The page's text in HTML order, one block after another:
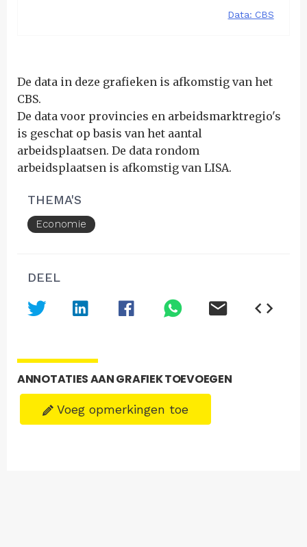
De data in deze grafieken is afkomstig van het
CBS.
De data voor provincies en arbeidsmarktregio's
is geschat op basis van het aantal
arbeidsplaatsen. De data rondom
arbeidsplaatsen is afkomstig van LISA.
THEMA'S
Economie
DEEL
ANNOTATIES AAN GRAFIEK TOEVOEGEN
Voeg opmerkingen toe